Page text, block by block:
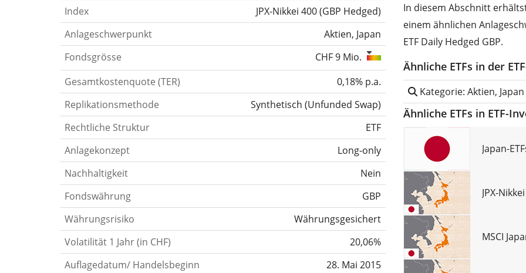
Index
JPX-Nikkei 400 (GBP Hedged)
Anlageschwerpunkt
Aktien, Japan
Fondsgrösse
CHF 9 Mio.
Gesamtkostenquote (TER)
0,18% p.a.
Replikationsmethode
Synthetisch (Unfunded Swap)
Rechtliche Struktur
ETF
Anlagekonzept
Long-only
Nachhaltigkeit
Nein
Fondswährung
GBP
Währungsrisiko
Währungsgesichert
Volatilität 1 Jahr (in CHF)
20,06%
Auflagedatum/ Handelsbeginn
28. Mai 2015
In diesem Abschnitt
einem ähnlichen
ETF Daily Hedged GBP.
Ähnliche ETFs in der
Kategorie: Aktien, Japan
Ähnliche ETFs in ETF-
Japan-
JPX-
MSCI